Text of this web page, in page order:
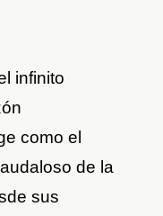
infinito
como el
de la
sus